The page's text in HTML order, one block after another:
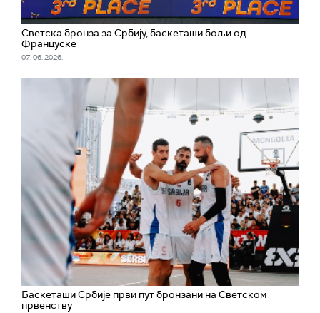
Светска бронза за Србију, баскеташи бољи од
Француске
07. 06. 2026.
Баскеташи Србије први пут бронзани на Светском
првенству